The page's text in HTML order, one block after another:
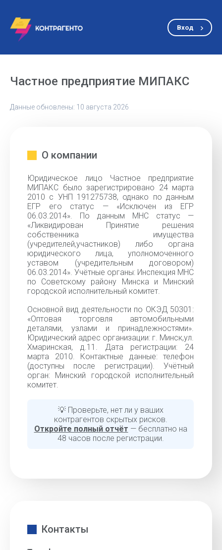
Вход
Частное предприятие МИПАКС
Данные обновлены: 10 августа 2026
О компании
Юридическое лицо Частное предприятие
МИПАКС было зарегистрировано 24 марта
2010 с УНП 191275738, однако по данным
ЕГР его статус — «Исключен из ЕГР
06.03.2014». По данным МНС статус —
«Ликвидирован Принятие решения
собственника имущества
(учредителей,участников) либо органа
юридического лица, уполномоченного
уставом (учредительным договором)
06.03.2014». Учётные органы: Инспекция МНС
по Советскому району Минска и Минский
городской исполнительный комитет.
Основной вид деятельности по ОКЭД 50301:
«Оптовая торговля автомобильными
деталями, узлами и принадлежностями».
Юридический адрес организации: г. Минск,ул.
Хмаринская, д.11. Дата регистрации: 24
марта 2010. Контактные данные: телефон
(доступны после регистрации). Учётный
орган: Минский городской исполнительный
комитет.
💡 Проверьте, нет ли у ваших
контрагентов скрытых рисков.
Откройте полный отчёт — бесплатно на
48 часов после регистрации.
Контакты